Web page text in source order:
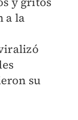
a la
su